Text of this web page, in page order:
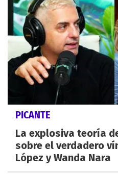
PICANTE
La explosiva teoría
sobre el verdadero
López y Wanda Nara